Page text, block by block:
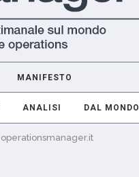
MANIFESTO
ANALISI DAL MONDO
operationsmanager.it